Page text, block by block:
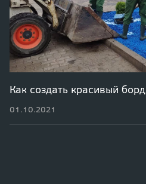
Как создать красивый
01.10.2021